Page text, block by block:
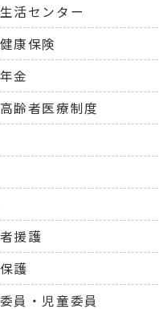
活センター
康保険
金
齢者医療制度
援護
護
員・児童委員